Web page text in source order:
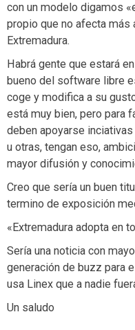
con un modelo digamos
propio que no afecta más
Extremadura.
Habrá gente que estará
bueno del software libre
coge y modifica a su
está muy bien, pero para
deben apoyarse
u otras, tengan eso,
mayor difusión y
Creo que sería un buen
termino de exposición
«Extremadura adopta en
Sería una noticia con
generación de buzz para
usa Linex que a nadie
Un saludo